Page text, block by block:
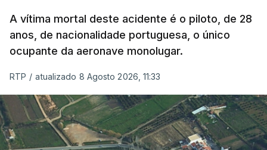
A vítima mortal deste acidente é o piloto, de 28
anos, de nacionalidade portuguesa, o único
ocupante da aeronave monolugar.
RTP / atualizado 8 Agosto 2026, 11:33